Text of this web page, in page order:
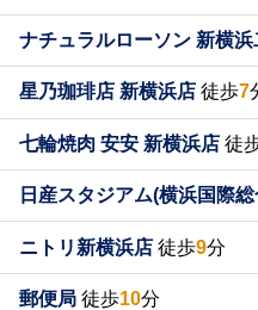
ナチュラルローソン 新横
星乃珈琲店 新横浜店 徒歩7
七輪焼肉 安安 新横浜店 徒
日産スタジアム(横浜国際
ニトリ新横浜店 徒歩9分
郵便局 徒歩10分